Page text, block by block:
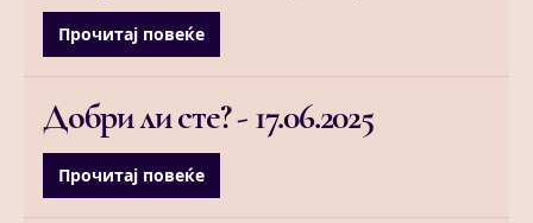
Прочитај повеќе
Добри ли сте? -17.06.2025
Прочитај повеќе